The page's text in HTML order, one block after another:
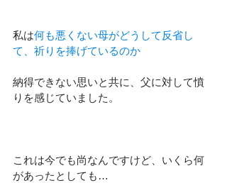
私は何も悪くない母がどうして反省し
て、祈りを捧げているのか
納得できない思いと共に、父に対して憤
り を感じていました。
これは今でも尚なんですけど、いくら何
があったとしても…